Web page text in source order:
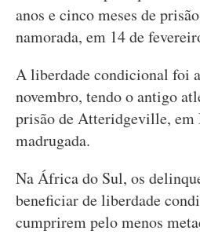
anos e cinco meses de
namorada, em 14 de
A liberdade condicional foi
novembro, tendo o antigo
prisão de Atteridgeville, em
madrugada.
Na África do Sul, os
beneficiar de liberdade
cumprirem pelo menos